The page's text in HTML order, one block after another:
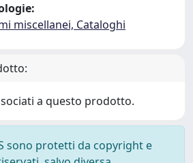
miscellanei, Cataloghi
a questo prodotto.
sono protetti da copyright e